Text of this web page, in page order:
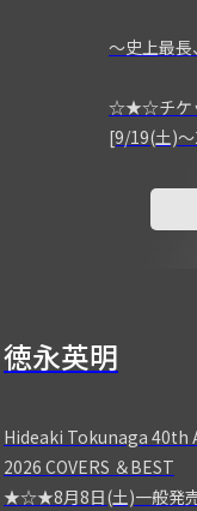
～史上最長
☆★☆チケ
[9/19(土)
徳永英明
Hideaki Tokunaga 40th
2026 COVERS ＆BEST
★☆★8月8日(土)一般